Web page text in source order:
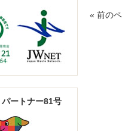
« 前の
ートナー81号